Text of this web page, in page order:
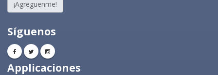
¡Agreguenme!
Síguenos
Applicaciones